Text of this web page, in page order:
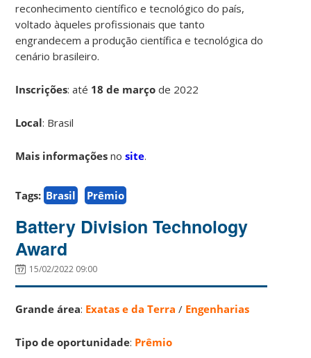
reconhecimento científico e tecnológico do país,
voltado àqueles profissionais que tanto
engrandecem a produção científica e tecnológica do
cenário brasileiro.
Inscrições: até 18 de marçode 2022
Local: Brasil
Mais informações nosite.
Tags: Brasil Prêmio
Battery Division Technology
Award
15/02/2022 09:00
Grande área: Exatas e da Terra / Engenharias
Tipo de oportunidade: Prêmio